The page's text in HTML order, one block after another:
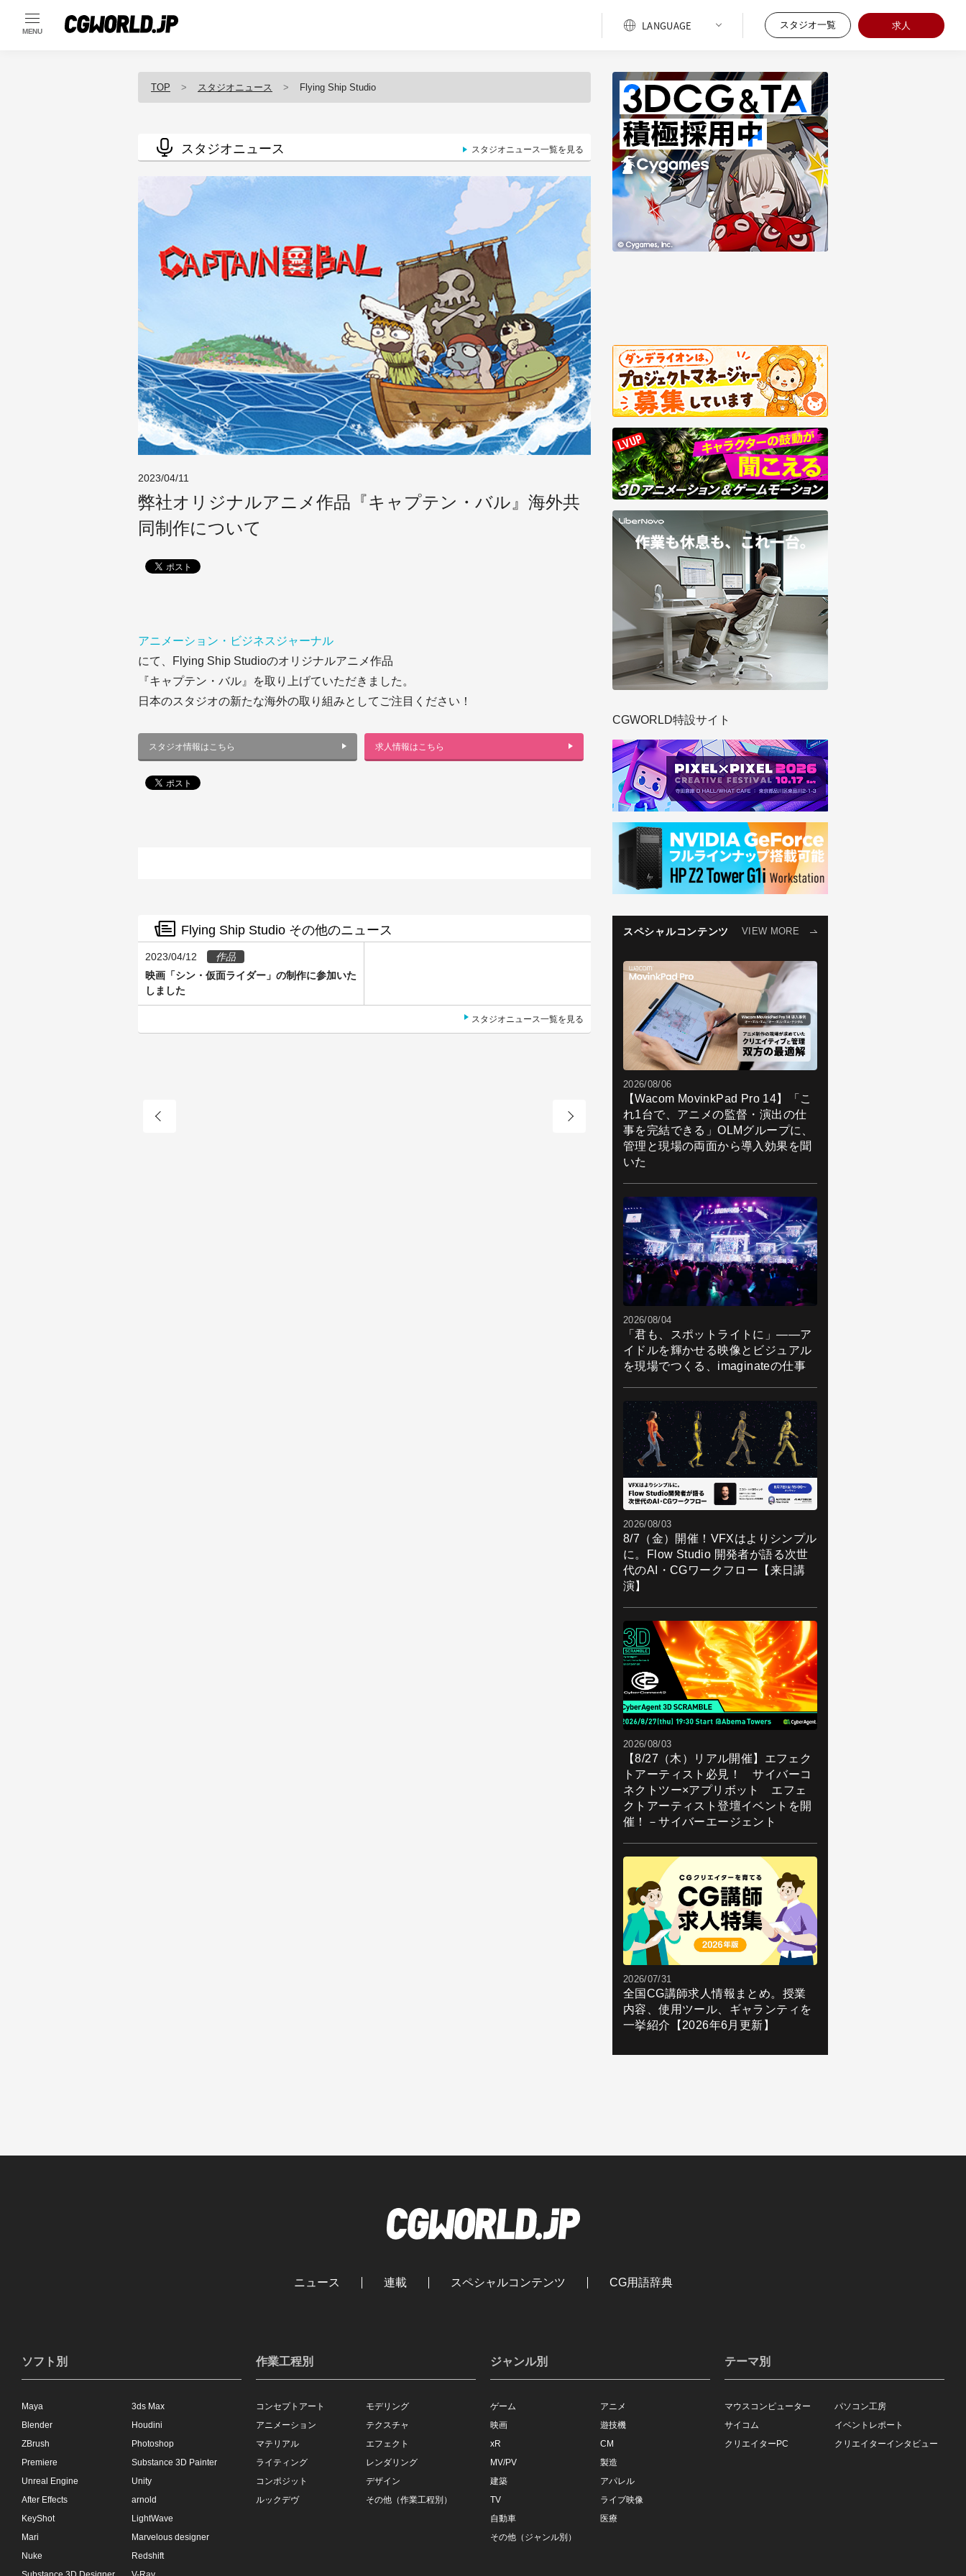
MENU
スタジオ一覧 求人
TOP スタジオニュース Flying Ship Studio
スタジオニュース スタジオニュース一覧を見る
2023/04/11
弊社オリジナルアニメ作品『キャプテン・バル』海外共
同制作について
アニメーション・ビジネスジャーナル
にて、Flying Ship Studioのオリジナルアニメ作品
『キャプテン・バル』を取り上げていただきました。
日本のスタジオの新たな海外の取り組みとしてご注目ください！
スタジオ情報はこちら 求人情報はこちら
Flying Ship Studio その他のニュース
2023/04/12
作品
映画「シン・仮面ライダー」の制作に参加いた
しました
スタジオニュース一覧を見る
CGWORLD特設サイト
スペシャルコンテンツ VIEW MORE
2026/08/06
【Wacom MovinkPad Pro 14】「こ
れ1台で、アニメの監督・演出の仕
事を完結できる」OLMグループに、
管理と現場の両面から導入効果を聞
いた
2026/08/04
「君も、スポットライトに」――ア
イドルを輝かせる映像とビジュアル
を現場でつくる、imaginateの仕事
2026/08/03
8/7（金）開催！VFXはよりシンプル
に。Flow Studio 開発者が語る次世
代のAI・CGワークフロー【来日講
演】
2026/08/03
【8/27（木）リアル開催】エフェク
トアーティスト必見！ サイバーコ
ネクトツー×アプリボット エフェ
クトアーティスト登壇イベントを開
催！－サイバーエージェント
2026/07/31
全国CG講師求人情報まとめ。授業
内容、使用ツール、ギャランティを
一挙紹介【2026年6月更新】
ニュース 連載 スペシャルコンテンツ CG用語辞典
ソフト別
Maya
3ds Max
Blender
Houdini
ZBrush
Photoshop
Premiere
Substance 3D Painter
Unreal Engine
Unity
After Effects
arnold
KeyShot
LightWave
Mari
Marvelous designer
Nuke
Redshift
作業工程別
コンセプトアート
モデリング
アニメーション
テクスチャ
マテリアル
エフェクト
ライティング
レンダリング
コンポジット
デザイン
ルックデヴ
その他（作業工程別）
ジャンル別
ゲーム
アニメ
映画
遊技機
xR
CM
MV/PV
製造
建築
アパレル
TV
ライブ映像
自動車
医療
その他（ジャンル別）
テーマ別
マウスコンピューター
パソコン工房
サイコム
イベントレポート
クリエイターPC
クリエイターインタビュー